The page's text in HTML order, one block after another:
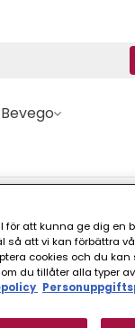
för att kunna ge dig en
så att vi kan förbättra
cookies och du kan
du tillåter alla typer